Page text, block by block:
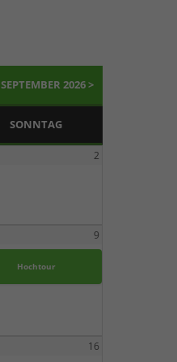
SEPTEMBER 2026 >
SONNTAG
2
9
Hochtour
16